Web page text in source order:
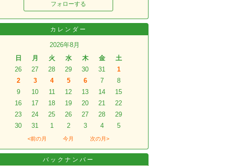
フォローする
カレンダー
2026年8月
日
月 火 水 木 金
土
26
27 28 29 30 31
1
2
3 4 5 6 7
8
9
10 11 12 13 14
15
16
17 18 19 20 21
22
23
24 25 26 27 28
29
30
31 1 2 3 4 5
<前の月 今月 次の月>
バックナンバー